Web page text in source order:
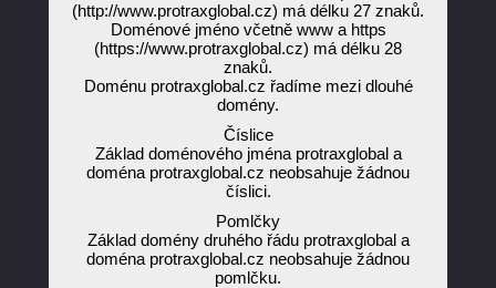
(http://www.protraxglobal.cz) má délku 27 znaků.
Doménové jméno včetně www a https
(https://www.protraxglobal.cz) má délku 28
znaků.
Doménu protraxglobal.cz řadíme mezi dlouhé
domény.
Číslice
Základ doménového jména protraxglobal a
doména protraxglobal.cz neobsahuje žádnou
číslici.
Pomlčky
Základ domény druhého řádu protraxglobal a
doména protraxglobal.cz neobsahuje žádnou
pomlčku.